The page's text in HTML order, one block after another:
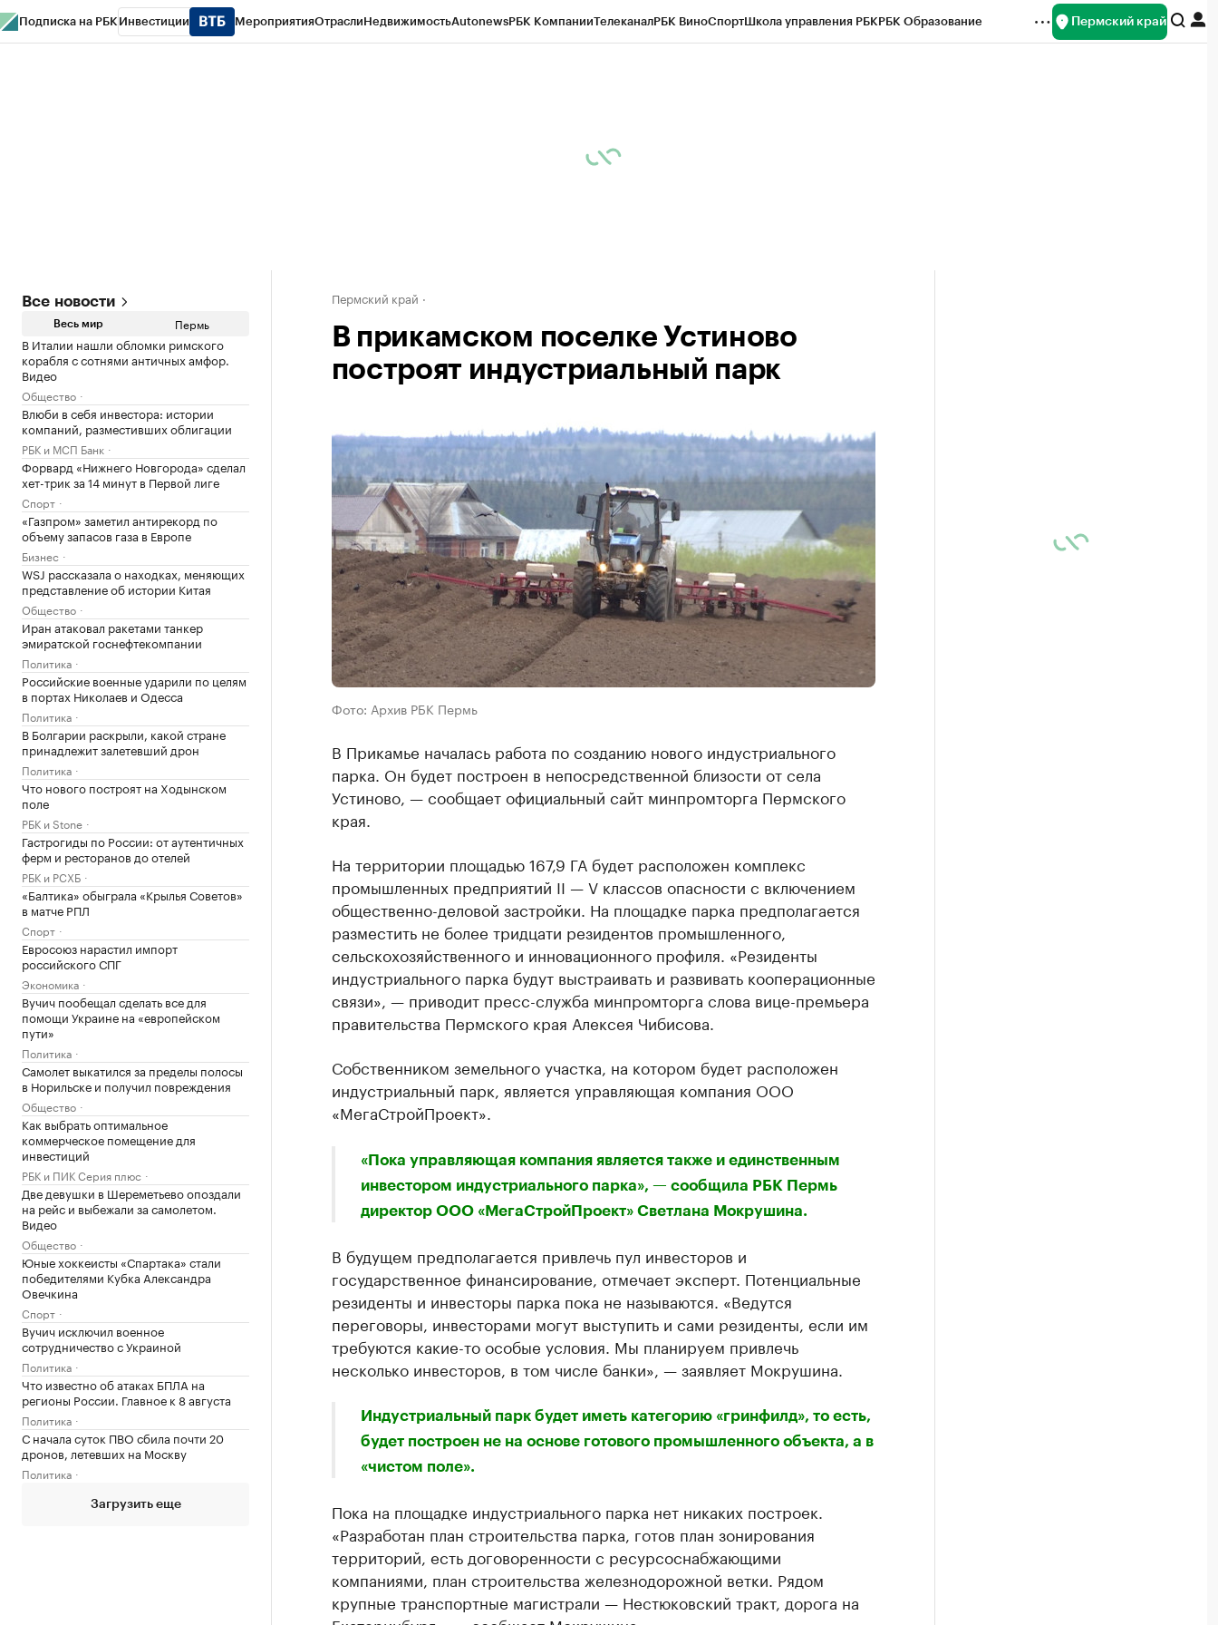
Подписка на РБК Инвестиции МероприятияОтраслиНедвижимостьAutonewsРБК КомпанииТелеканалРБК ВиноСпортШкола управления РБКРБК Образование Пермский край
Все новости
Весь мир Пермь
В Италии нашли обломки римского
корабля с сотнями античных амфор.
Видео
Общество
Влюби в себя инвестора: истории
компаний, разместивших облигации
РБК и МСП Банк
Форвард «Нижнего Новгорода» сделал
хет-трик за 14 минут в Первой лиге
Спорт
«Газпром» заметил антирекорд по
объему запасов газа в Европе
Бизнес
WSJ рассказала о находках, меняющих
представление об истории Китая
Общество
Иран атаковал ракетами танкер
эмиратской госнефтекомпании
Политика
Российские военные ударили по целям
в портах Николаев и Одесса
Политика
В Болгарии раскрыли, какой стране
принадлежит залетевший дрон
Политика
Что нового построят на Ходынском
поле
РБК и Stone
Гастрогиды по России: от аутентичных
ферм и ресторанов до отелей
РБК и РСХБ
«Балтика» обыграла «Крылья Советов»
в матче РПЛ
Спорт
Евросоюз нарастил импорт
российского СПГ
Экономика
Вучич пообещал сделать все для
помощи Украине на «европейском
пути»
Политика
Самолет выкатился за пределы полосы
в Норильске и получил повреждения
Общество
Как выбрать оптимальное
коммерческое помещение для
инвестиций
РБК и ПИК Серия плюс
Две девушки в Шереметьево опоздали
на рейс и выбежали за самолетом.
Видео
Общество
Юные хоккеисты «Спартака» стали
победителями Кубка Александра
Овечкина
Спорт
Вучич исключил военное
сотрудничество с Украиной
Политика
Что известно об атаках БПЛА на
регионы России. Главное к 8 августа
Политика
С начала суток ПВО сбила почти 20
дронов, летевших на Москву
Политика
Загрузить еще
Пермский край
В прикамском поселке Устиново
построят индустриальный парк
Фото: Архив РБК Пермь
В Прикамье началась работа по созданию нового индустриального
парка. Он будет построен в непосредственной близости от села
Устиново, — сообщает официальный сайт минпромторга Пермского
края.
На территории площадью 167,9 ГА будет расположен комплекс
промышленных предприятий II — V классов опасности с включением
общественно-деловой застройки. На площадке парка предполагается
разместить не более тридцати резидентов промышленного,
сельскохозяйственного и инновационного профиля. «Резиденты
индустриального парка будут выстраивать и развивать кооперационные
связи», — приводит пресс-служба минпромторга слова вице-премьера
правительства Пермского края Алексея Чибисова.
Собственником земельного участка, на котором будет расположен
индустриальный парк, является управляющая компания ООО
«МегаСтройПроект».
«Пока управляющая компания является также и единственным
инвестором индустриального парка», — сообщила РБК Пермь
директор ООО «МегаСтройПроект» Светлана Мокрушина.
В будущем предполагается привлечь пул инвесторов и
государственное финансирование, отмечает эксперт. Потенциальные
резиденты и инвесторы парка пока не называются. «Ведутся
переговоры, инвесторами могут выступить и сами резиденты, если им
требуются какие-то особые условия. Мы планируем привлечь
несколько инвесторов, в том числе банки», — заявляет Мокрушина.
Индустриальный парк будет иметь категорию «гринфилд», то есть,
будет построен не на основе готового промышленного объекта, а в
«чистом поле».
Пока на площадке индустриального парка нет никаких построек.
«Разработан план строительства парка, готов план зонирования
территорий, есть договоренности с ресурсоснабжающими
компаниями, план строительства железнодорожной ветки. Рядом
крупные транспортные магистрали — Нестюковский тракт, дорога на